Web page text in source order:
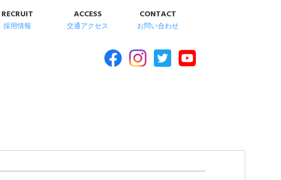
RECRUIT
採用情報
ACCESS
交通アクセス
CONTACT
お問い合わせ
者総合福祉施設 清華苑